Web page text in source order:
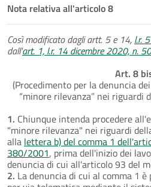
Nota relativa all'articolo 8
Così modificato dagli artt. 5 e 14, l.r.
dall'art. 1, l.r. 14 dicembre 2020, n. 50
Art. 8
(Procedimento per la denuncia
“minore rilevanza” nei riguardi
1. Chiunque intenda procedere
"minore rilevanza" nei riguardi
alla lettera b) del comma 1
380/2001, prima dell'inizio dei
denuncia di cui all'articolo 93 del
2. La denuncia di cui al comma 1